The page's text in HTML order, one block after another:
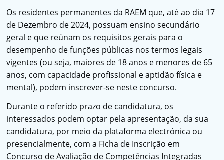
Os residentes permanentes da RAEM que, até ao dia 17
de Dezembro de 2024, possuam ensino secundário
geral e que reúnam os requisitos gerais para o
desempenho de funções públicas nos termos legais
vigentes (ou seja, maiores de 18 anos e menores de 65
anos, com capacidade profissional e aptidão física e
mental), podem inscrever-se neste concurso.
Durante o referido prazo de candidatura, os
interessados podem optar pela apresentação, da sua
candidatura, por meio da plataforma electrónica ou
presencialmente, com a Ficha de Inscrição em
Concurso de Avaliação de Competências Integradas